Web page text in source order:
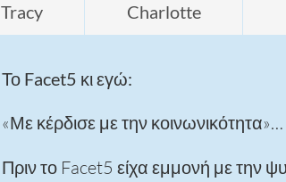
Tracy Charlotte
Το Facet5 κι εγώ:
«Με κέρδισε με την κοινωνικότητα»…
Πριν το Facet5 είχα εμμονή με την